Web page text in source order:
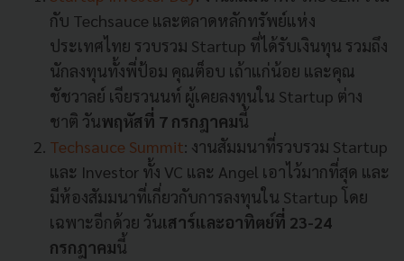
กับ Techsauce และตลาดหลักทรัพย์แห่ง
ประเทศไทย รวบรวม Startup ที่ได้รับเงินทุน รวมถึง
นักลงทุนทั้งพี่ป้อม คุณต็อบ เถ้าแก่น้อย และคุณ
ชัชวาลย์ เจียรวนนท์ ผู้เคยลงทุนใน Startup ต่าง
ชาติ วันพฤหัสที่ 7 กรกฎาคมนี้
Techsauce Summit: งานสัมมนาที่รวบรวม Startup
และ Investor ทั้ง VC และ Angel เอาไว้มากที่สุด และ
มีห้องสัมมนาที่เกี่ยวกับการลงทุนใน Startup โดย
เฉพาะอีกด้วย วันเสาร์และอาทิตย์ที่ 23-24
กรกฎาคมนี้